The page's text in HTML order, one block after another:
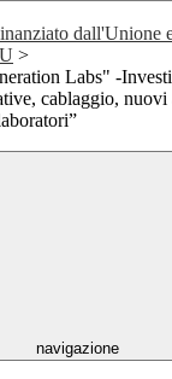
dall'Unione
>
Labs" -
cablaggio, nuovi
navigazione